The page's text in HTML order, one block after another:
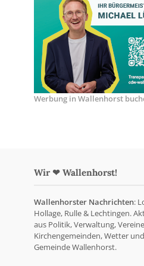
Werbung in Wallenhorst
Wir ❤ Wallenhorst!
Wallenhorster Nachrichten:
Hollage, Rulle & Lechtingen.
aus Politik, Verwaltung,
Kirchengemeinden, Wetter
Gemeinde Wallenhorst.